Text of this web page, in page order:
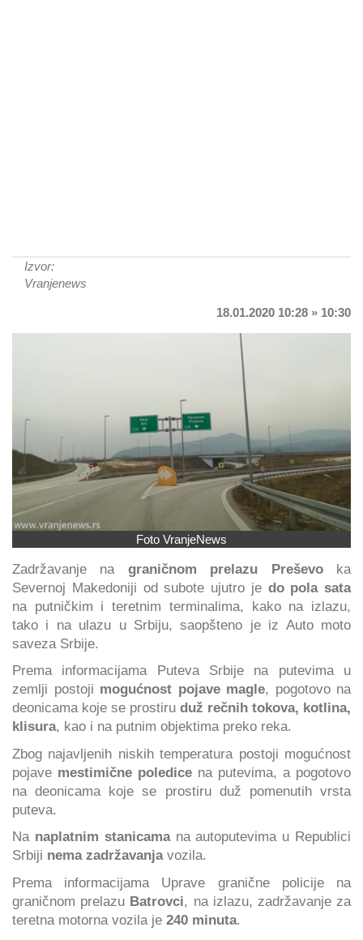
Izvor:
Vranjenews
18.01.2020 10:28 » 10:30
Foto VranjeNews
Zadržavanje na graničnom prelazu Preševoka
Severnoj Makedoniji od subote ujutro je do pola sata
na putničkim i teretnim terminalima, kako na izlazu,
tako i na ulazu u Srbiju, saopšteno je iz Auto moto
saveza Srbije.
Prema informacijama Puteva Srbije na putevima u
zemlji postoji mogućnost pojave magle, pogotovo na
deonicama koje se prostiru duž rečnih tokova, kotlina,
klisura, kao i na putnim objektima preko reka.
Zbog najavljenih niskih temperatura postoji mogućnost
pojave mestimične poledice na putevima, a pogotovo
na deonicama koje se prostiru duž pomenutih vrsta
puteva.
Na naplatnim stanicamana autoputevima u Republici
Srbiji nema zadržavanja vozila.
Prema informacijama Uprave granične policije na
graničnom prelazu Batrovci, na izlazu, zadržavanje za
teretna motorna vozila je 240 minuta.